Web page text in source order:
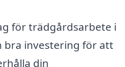
för trädgårdsarbete i
bra investering för att
din